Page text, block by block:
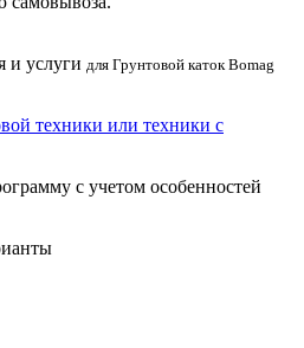
и услуги для Грунтовой каток Bomag
техники или техники с
с учетом особенностей